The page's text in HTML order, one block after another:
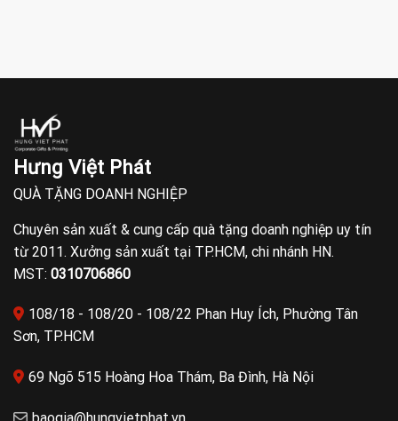
Hưng Việt Phát
QUÀ TẶNG DOANH NGHIỆP
Chuyên sản xuất & cung cấp quà tặng doanh nghiệp uy tín
từ 2011. Xưởng sản xuất tại TP.HCM, chi nhánh HN.
MST: 0310706860
108/18 - 108/20 - 108/22 Phan Huy Ích, Phường Tân
Sơn, TP.HCM
69 Ngõ 515 Hoàng Hoa Thám, Ba Đình, Hà Nội